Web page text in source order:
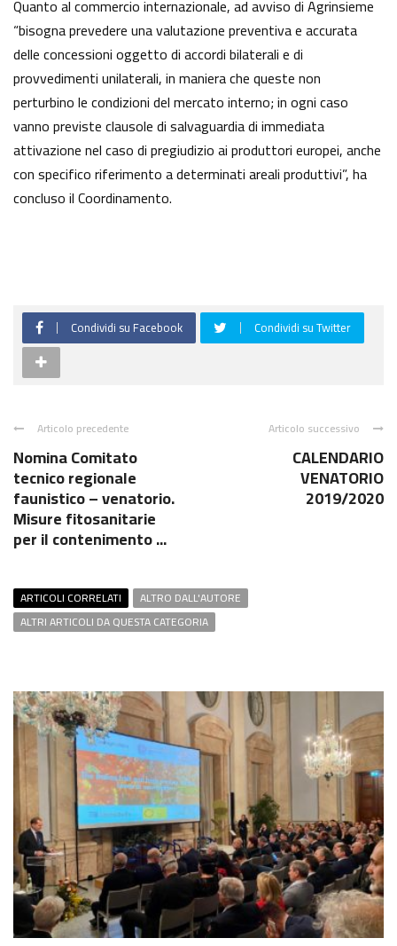
Quanto al commercio internazionale, ad avviso di Agrinsieme
“bisogna prevedere una valutazione preventiva e accurata
delle concessioni oggetto di accordi bilaterali e di
provvedimenti unilaterali, in maniera che queste non
perturbino le condizioni del mercato interno; in ogni caso
vanno previste clausole di salvaguardia di immediata
attivazione nel caso di pregiudizio ai produttori europei, anche
con specifico riferimento a determinati areali produttivi”, ha
concluso il Coordinamento.
Condividi su Facebook Condividi su Twitter
Articolo precedente
Nomina Comitato
tecnico regionale
faunistico – venatorio.
Misure fitosanitarie
per il contenimento ...
Articolo successivo
CALENDARIO
VENATORIO
2019/2020
ARTICOLI CORRELATI
ALTRO DALL'AUTORE
ALTRI ARTICOLI DA QUESTA CATEGORIA